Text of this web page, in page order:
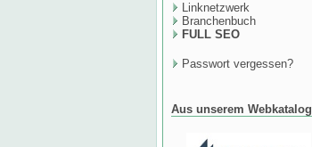
Linknetzwerk
Branchenbuch
FULL SEO
Passwort vergessen?
Aus unserem Webkatalog